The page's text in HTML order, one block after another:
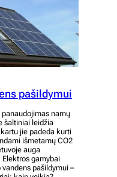
pašildymui
namų
šaltiniai leidžia
jie padeda kurti
išmetamų CO2
auga
gamybai
pašildymui –